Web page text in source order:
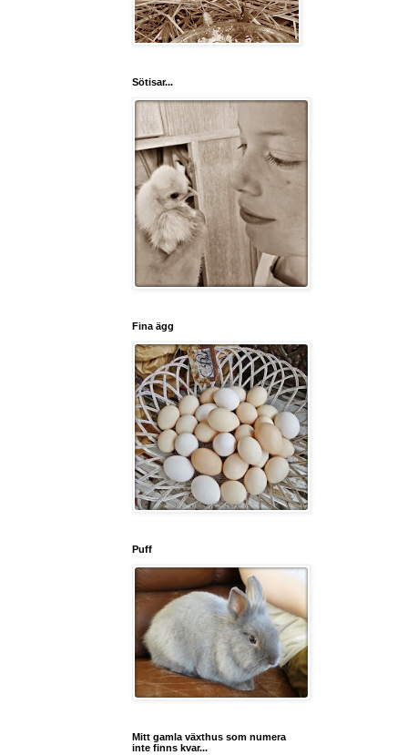
Sötisar...
Fina ägg
Puff
Mitt gamla växthus som numera
inte finns kvar...